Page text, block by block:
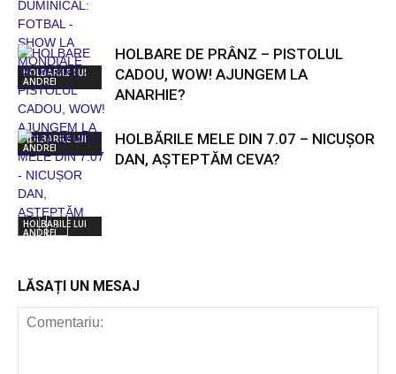
HOLBARILE LUI
ANDREI
HOLBARILE LUI
ANDREI
HOLBARE DE PRÂNZ – PISTOLUL
CADOU, WOW! AJUNGEM LA
ANARHIE?
HOLBARILE LUI
ANDREI
HOLBĂRILE MELE DIN 7.07 – NICUȘOR
DAN, AȘTEPTĂM CEVA?
LĂSAȚI UN MESAJ